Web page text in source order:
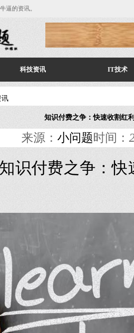
逼的资讯。
科技资讯 IT技术
讯
知识付费之争：快速收割红
来源： 小问题时间：
识付费之争：